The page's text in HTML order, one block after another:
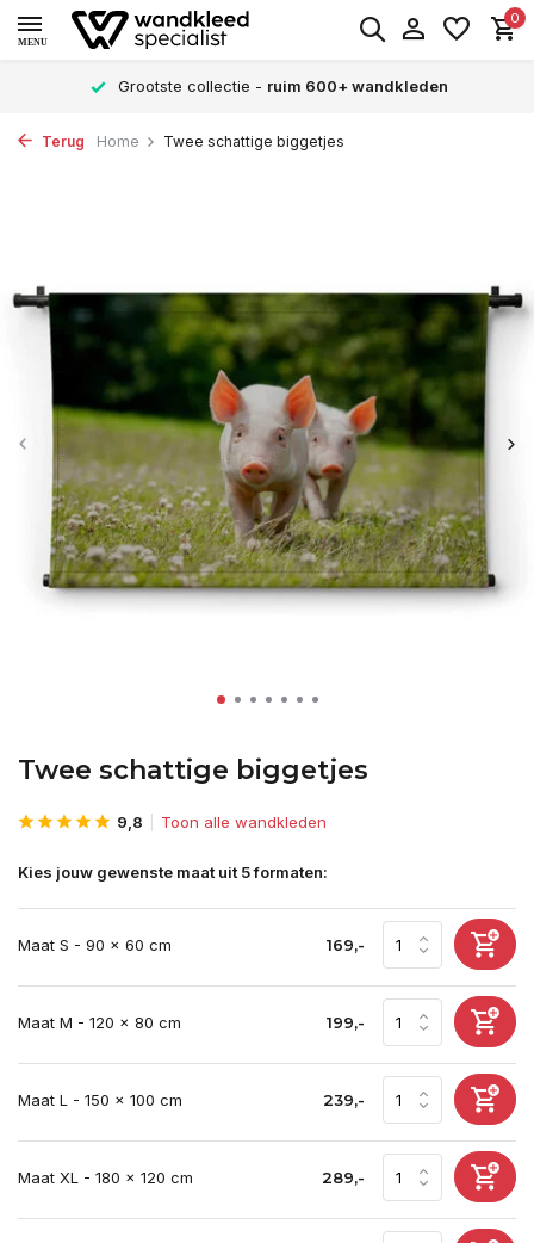
MENU
0
Grootste collectie - ruim 600+ wandkleden
Terug Home Twee schattige biggetjes
Twee schattige biggetjes
9,8 Toon alle wandkleden
Kies jouw gewenste maat uit 5 formaten:
Maat S - 90 x 60 cm 169,-
Maat M - 120 x 80 cm 199,-
Maat L - 150 x 100 cm 239,-
Maat XL - 180 x 120 cm 289,-